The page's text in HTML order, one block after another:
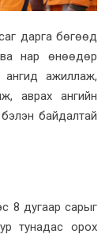
дарга бөгөөд
нар өнөөдөр
ажиллаж,
аврах ангийн
байдалтай
8 дугаар сарыг
тунадас орох